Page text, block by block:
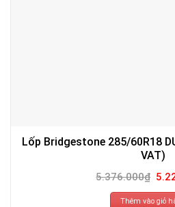
Lốp Bridgestone 285/60R18
VAT)
5.376.000₫ Giá
gốc
là:
Thêm vào giỏ